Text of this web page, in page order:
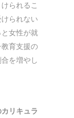
られるこ
られない
女性が就
育支援の
を増やし
リキュラ